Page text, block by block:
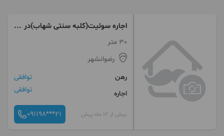
اجاره سوئیت(کلبه سنتی شهاب)در
رضوانشهر
30 متر
رضوانشهر
رهن
توافقی
اجاره
توافقی
بیش از 12 ماه پیش 091198***21